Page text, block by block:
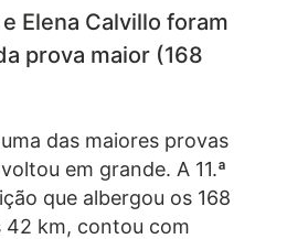
Elena Calvillo foram
prova maior (168
das maiores provas
em grande. A 11.ª
que albergou os 168
42 km, contou com